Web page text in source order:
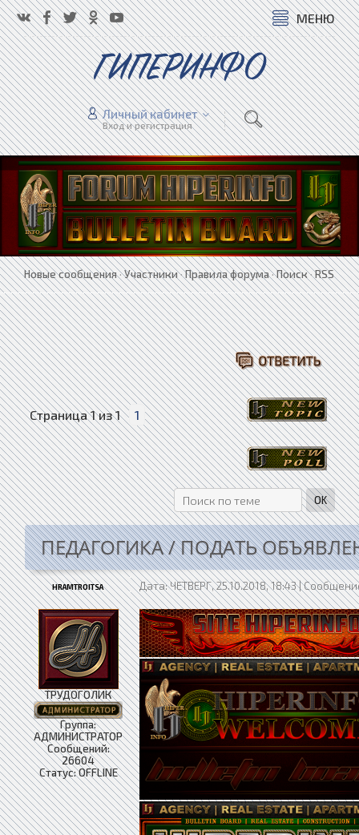
МЕНЮ
ГИПЕРИНФО
Личный кабинет
Вход и регистрация
Новые сообщения·Участники·Правила форума·Поиск·RSS
Страница1из1 1
ПЕДАГОГИКА / ПОДАТЬ
HRAMTROITSA Дата: ЧЕТВЕРГ, 25.10.2018, 18:43 |
ТРУДОГОЛИК
Группа:
АДМИНИСТРАТОР
Сообщений:
26604
Статус:OFFLINE